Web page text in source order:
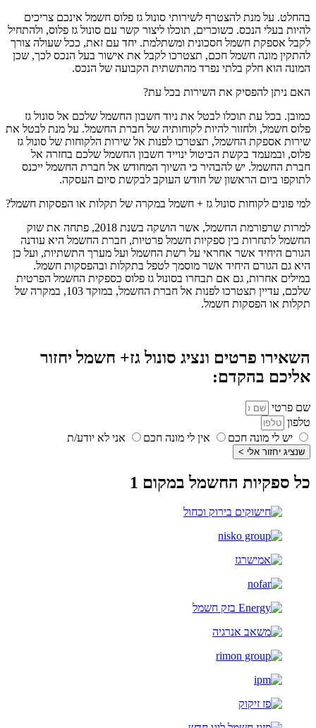
בהחלט. על מנת להצטרף לשירותי סונול גז פלוס חשמל אינכם צריכים
להיות בעלי הנכס. כשוכרים, תוכלו ליצור קשר עם סונול גז פלוס, ולהתחיל
לקבל אספקת חשמל חסכונית ומשתלמת. יחד עם זאת, ככל שעולה צורך
להתקין מונה חשמל חכם, תצטרכו לקבל את אישור בעל הנכס לכך, שכן
המונה הוא חלק בלתי נפרד מהתשתית הקבועה של הנכס.
האם ניתן להפסיק את השירות בכל עת?
כמובן. בכל עת תוכלו לבטל את ניוד חשבון החשמל שלכם אל סונול גז
פלוס חשמל, ולחזור להיות לקוחותיה של חברת החשמל. על מנת לבטל את
שירות אספקת החשמל, תצטרכו לפנות אל שירות הלקוחות של סונול גז
פלוס, ובמעמד בקשת הביטול ינוייד חשבון החשמל שלכם בחזרה אל
חברת החשמל. יש להבהיר כי השיוך המחודש אל חברת החשמל ייכנס
לתוקפו ביום הראשון של חודש העוקב לבקשת סיום העסקה.
למי פונים לקוחות סונול גז + חשמל במקרה של תקלות או הפסקות חשמל?
למרות שרפורמת החשמל, אשר הושקה בשנת 2018, פתחה את שוק
החשמל לתחרות בין ספקיות חשמל פרטיות, חברת החשמל היא עודנה
הגורם היחיד אשר אחראי על רשת החשמל ועל מערך התשתיות, ועל כן
היא גם הגורם היחיד אשר מוסמך לטפל בתקלות ובהפסקות חשמל.
במילים אחרות, גם אם תבחרו בסונול גז פלוס כספקית החשמל הפרטית
שלכם, עדיין תצטרכו לפנות אל חברת החשמל, במוקד 103, במקרה של
תקלות או הפסקות חשמל.
השאירו פרטים ונציג סונול גז+ חשמל יחזור
אליכם בהקדם:
שם פרטי
טלפון
יש לי מונה חכם
אין לי מונה חכם אני לא יודע/ת
שנציג יחזור אלי >
כל ספקיות החשמל במקום 1